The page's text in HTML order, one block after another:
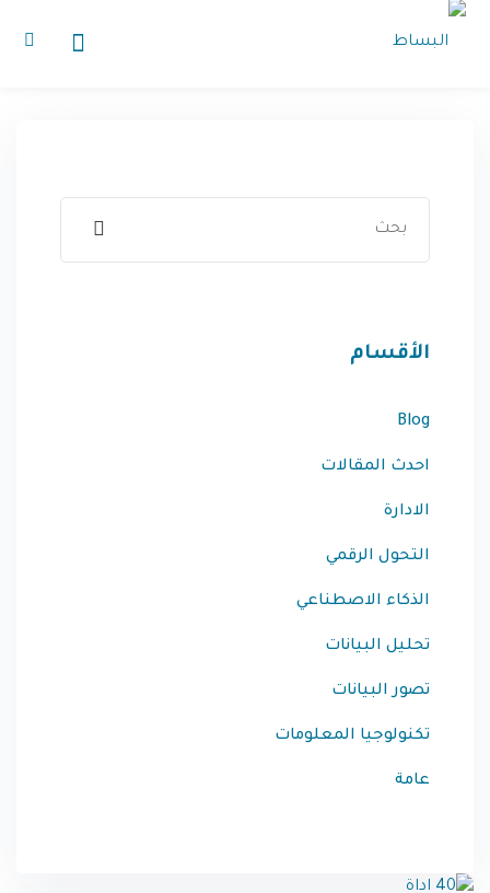
أعرفنا
الأقسام
Blog
احدث المقالات
الادارة
التحول الرقمي
الذكاء الاصطناعي
تحليل البيانات
تصور البيانات
تكنولوجيا المعلومات
عامة